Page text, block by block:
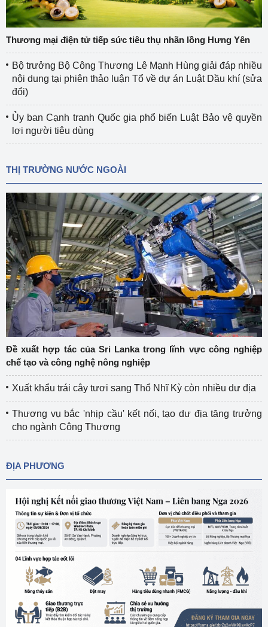
Thương mại điện tử tiếp sức tiêu thụ nhãn lồng Hưng Yên
Bộ trưởng Bộ Công Thương Lê Mạnh Hùng giải đáp nhiều
nội dung tại phiên thảo luận Tổ về dự án Luật Dầu khí (sửa
đổi)
Ủy ban Cạnh tranh Quốc gia phổ biến Luật Bảo vệ quyền
lợi người tiêu dùng
THỊ TRƯỜNG NƯỚC NGOÀI
Đề xuất hợp tác của Sri Lanka trong lĩnh vực công nghiệp
chế tạo và công nghệ nông nghiệp
Xuất khẩu trái cây tươi sang Thổ Nhĩ Kỳ còn nhiều dư địa
Thương vụ bắc 'nhịp cầu' kết nối, tạo dư địa tăng trưởng
cho ngành Công Thương
ĐỊA PHƯƠNG